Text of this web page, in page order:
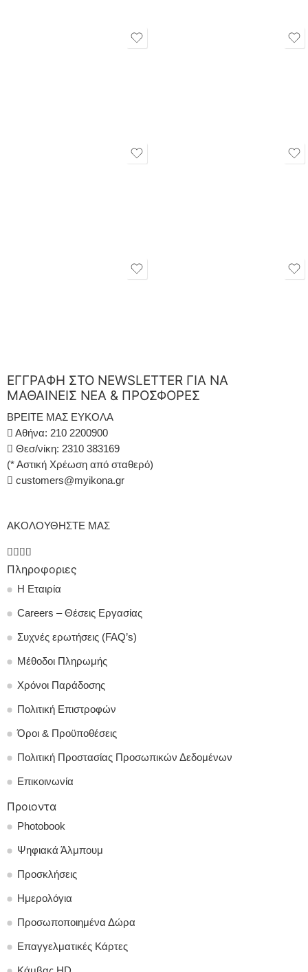
ΕΓΓΡΑΦΗ ΣΤΟ NEWSLETTER ΓΙΑ ΝΑ
ΜΑΘΑΙΝΕΙΣ ΝΕΑ & ΠΡΟΣΦΟΡΕΣ
ΒΡΕΙΤΕ ΜΑΣ ΕΥΚΟΛΑ
Αθήνα: 210 2200900
Θεσ/νίκη: 2310 383169
(* Αστική Χρέωση από σταθερό)
customers@myikona.gr
ΑΚΟΛΟΥΘΗΣΤΕ ΜΑΣ
Πληροφοριες
Η Εταιρία
Careers – Θέσεις Εργασίας
Συχνές ερωτήσεις (FAQ’s)
Μέθοδοι Πληρωμής
Χρόνοι Παράδοσης
Πολιτική Επιστροφών
Όροι & Προϋποθέσεις
Πολιτική Προστασίας Προσωπικών Δεδομένων
Επικοινωνία
Προιοντα
Photobook
Ψηφιακά Άλμπουμ
Προσκλήσεις
Ημερολόγια
Προσωποποιημένα Δώρα
Επαγγελματικές Κάρτες